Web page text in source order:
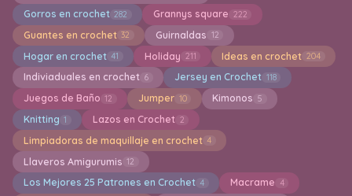
Gorros en crochet 282 Grannys square 222
Guantes en crochet 32 Guirnaldas 12
Hogar en crochet 41 Holiday 211 Ideas en crochet 204
Indiviaduales en crochet 6 Jersey en Crochet 118
Juegos de Baño 12 Jumper 10 Kimonos 5
Knitting 1 Lazos en Crochet 2
Limpiadoras de maquillaje en crochet 4
Llaveros Amigurumis 12
Los Mejores 25 Patrones en Crochet 4 Macrame 4